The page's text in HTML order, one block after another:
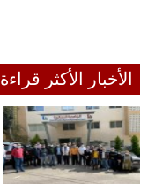
الأخبار الأكثر قراءة